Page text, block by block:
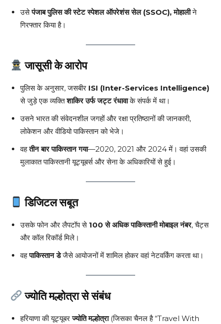
उसेपंजाब पुलिस की स्टेट स्पेशल ऑपरेशंस सेल (SSOC), मोहालीने
गिरफ्तार किया है।
जासूसी के आरोप
पुलिस के अनुसार, जसबीर ISI (Inter-Services Intelligence)
से जुड़े एक व्यक्तिशाकिर उर्फ जट्ट रंधावाके संपर्क में था।
उसने भारत की संवेदनशील जगहों और रक्षा प्रतिष्ठानों की जानकारी,
लोकेशन और वीडियो पाकिस्तान को भेजे।
वहतीन बार पाकिस्तान गया—2020, 2021 और 2024 में। वहां उसकी
मुलाकात पाकिस्तानी यूट्यूबर्स और सेना के अधिकारियों से हुई।
डिजिटल सबूत
उसके फोन और लैपटॉप से 100 से अधिक पाकिस्तानी मोबाइल नंबर, चैट्स
और कॉल रिकॉर्ड मिले।
वहपाकिस्तान डेजैसे आयोजनों में शामिल होकर वहां नेटवर्किंग करता था।
ज्योति मल्होत्रा से संबंध
हरियाणा की यूट्यूबरज्योति मल्होत्रा(जिसका चैनल है “Travel With